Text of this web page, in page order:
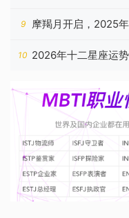
9 摩羯月开启，2025
10 2026年十二星座运